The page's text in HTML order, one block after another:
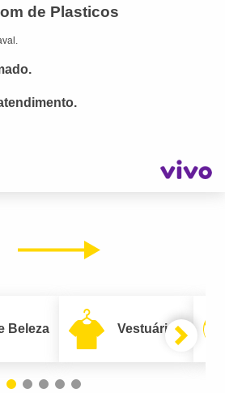
de Plasticos
Próximo
Beleza Vestuário